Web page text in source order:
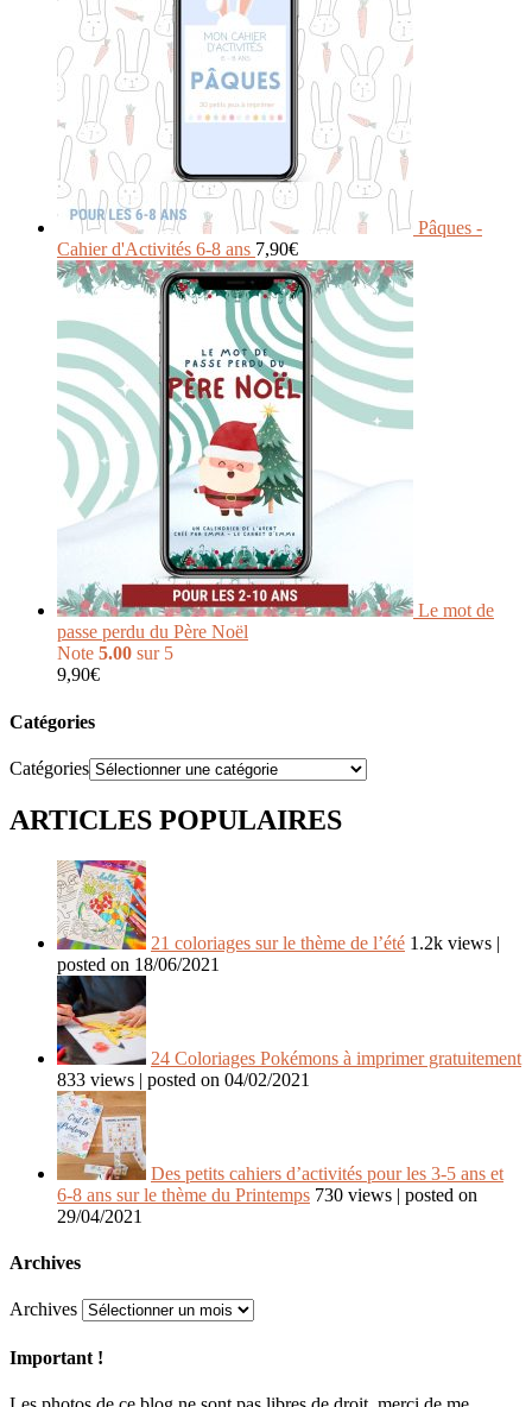
Pâques -
Cahier d'Activités 6-8 ans 7,90€
Le mot de
passe perdu du Père Noël
Note 5.00 sur 5
9,90€
Catégories
Catégories
ARTICLES POPULAIRES
21 coloriages sur le thème de l’été 1.2k views |
posted on 18/06/2021
24 Coloriages Pokémons à imprimer gratuitement
833 views | posted on 04/02/2021
Des petits cahiers d’activités pour les 3-5 ans et
6-8 ans sur le thème du Printemps 730 views | posted on
29/04/2021
Archives
Archives
Important !